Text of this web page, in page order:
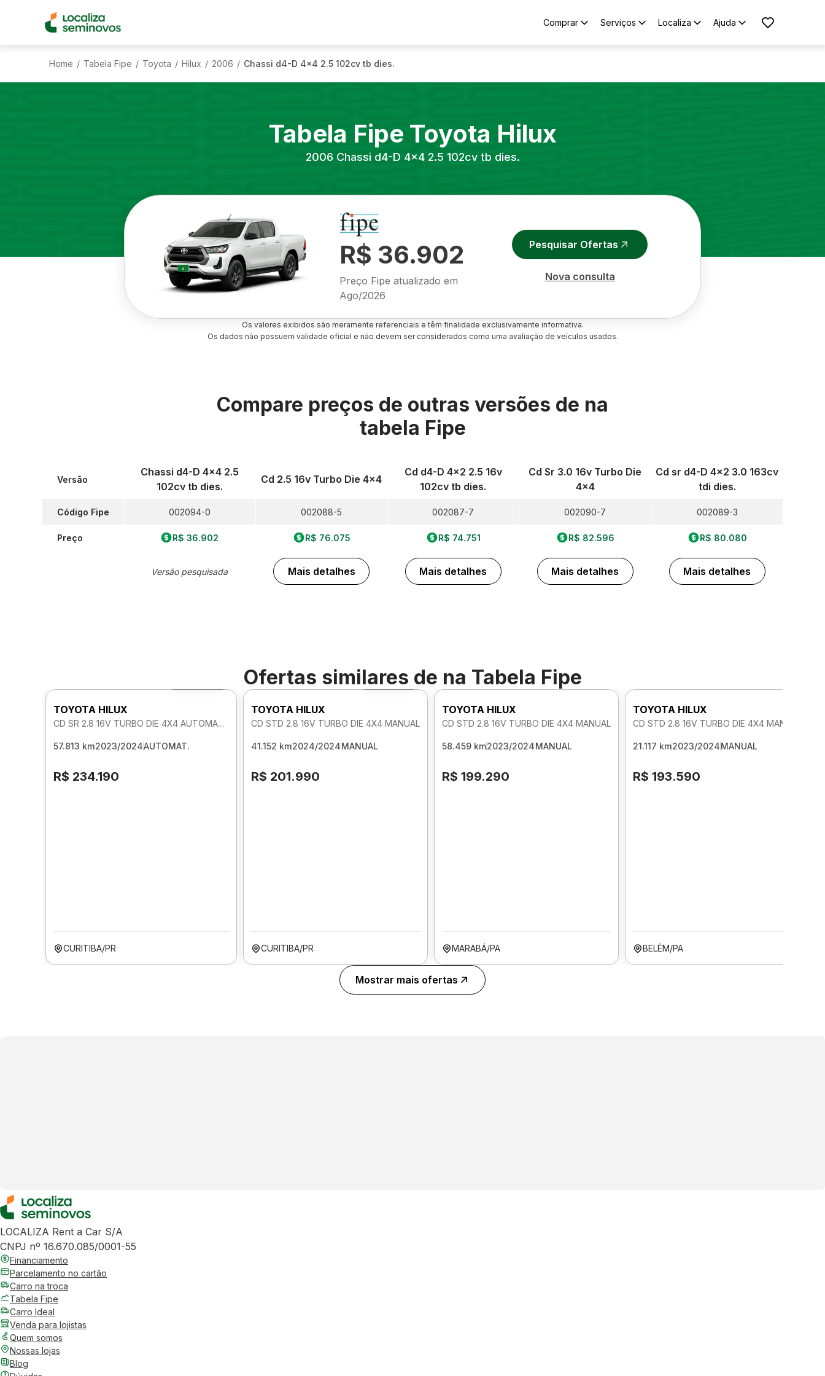
Comprar Serviços Localiza Ajuda
Home / Tabela Fipe / Toyota / Hilux / 2006 / Chassi d4-D 4x4 2.5 102cv tb dies.
Tabela Fipe Toyota Hilux
2006 Chassi d4-D 4x4 2.5 102cv tb dies.
R$ 36.902
Preço Fipe atualizado em
Ago/2026
Pesquisar Ofertas
Nova consulta
Os valores exibidos são meramente referenciais e têm finalidade exclusivamente informativa.
Os dados não possuem validade oficial e não devem ser considerados como uma avaliação de veículos usados.
Compare preços de outras versões de na
tabela Fipe
Versão
Código Fipe
Preço
Chassi d4-D 4x4 2.5
102cv tb dies.
002094-0
R$ 36.902
Versão pesquisada
Cd 2.5 16v Turbo Die 4x4
002088-5
R$ 76.075
Mais detalhes
Cd d4-D 4x2 2.5 16v
102cv tb dies.
002087-7
R$ 74.751
Mais detalhes
Cd Sr 3.0 16v Turbo Die
4x4
002090-7
R$ 82.596
Mais detalhes
Cd sr d4-D 4x2 3.0 163cv
tdi dies.
002089-3
R$ 80.080
Mais detalhes
Ofertas similares de na Tabela Fipe
TOYOTA HILUX
CD SR 2.8 16V TURBO DIE 4X4 AUTOMATICO
57.813 km2023/2024AUTOMAT.
R$ 234.190
CURITIBA/PR
Foto 360º
TOYOTA HILUX
CD STD 2.8 16V TURBO DIE 4X4 MANUAL
41.152 km2024/2024MANUAL
R$ 201.990
CURITIBA/PR
TOYOTA HILUX
CD STD 2.8 16V TURBO DIE 4X4 MANUAL
58.459 km2023/2024MANUAL
R$ 199.290
MARABÁ/PA
TOYOTA HILUX
CD STD 2.8 16V TURBO DIE 4X4 MANUAL
21.117 km2023/2024MANUAL
R$ 193.590
BELÉM/PA
Mostrar mais ofertas
LOCALIZA Rent a Car S/A
CNPJ nº 16.670.085/0001-55
Financiamento
Parcelamento no cartão
Carro na troca
Tabela Fipe
Carro Ideal
Venda para lojistas
Quem somos
Nossas lojas
Blog